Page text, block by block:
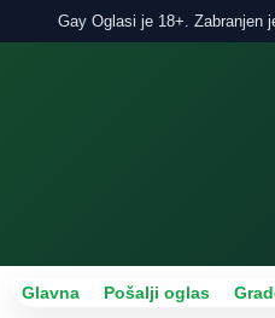
Gay Oglasi je 18+. Zabranjen
Glavna Pošalji oglas